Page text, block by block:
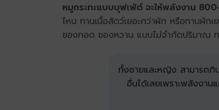
หมูกระทะแบบบุฟเฟ่ต์ จะให้พลังงาน
ไหน ทานเนื้อสัตว์เยอะกว่าผัก หรือทานผัก
ของทอด ของหวาน แบบไม่จำกัดปริมาณ ท
ทั้งชายและหญิง สามารถ
อื่นได้เลยเพราะพลังงาน